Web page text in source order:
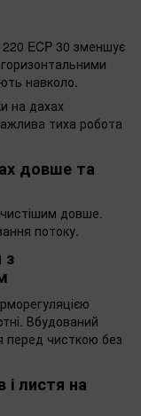
220 ECP 30 зменшує
навколо.
на дахах
тиха робота
довше та
довше.
потоку.
з
Вбудований
перед чисткою без
і листя на